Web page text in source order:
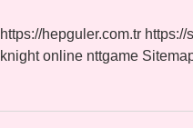
https://hepguler.com.tr https://
knight online nttgame